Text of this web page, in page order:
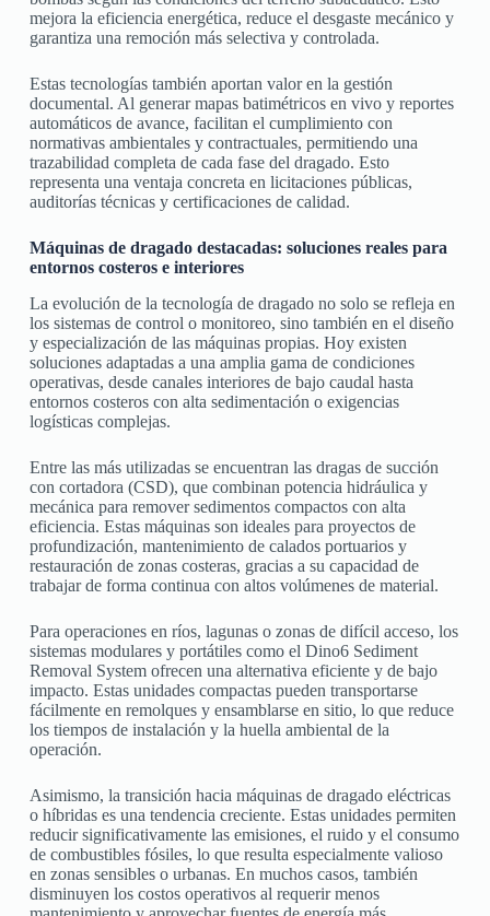
mejora la eficiencia energética, reduce el desgaste mecánico y
garantiza una remoción más selectiva y controlada.
Estas tecnologías también aportan valor en la gestión
documental. Al generar mapas batimétricos en vivo y reportes
automáticos de avance, facilitan el cumplimiento con
normativas ambientales y contractuales, permitiendo una
trazabilidad completa de cada fase del dragado. Esto
representa una ventaja concreta en licitaciones públicas,
auditorías técnicas y certificaciones de calidad.
Máquinas de dragado destacadas: soluciones reales para
entornos costeros e interiores
La evolución de la tecnología de dragado no solo se refleja en
los sistemas de control o monitoreo, sino también en el diseño
y especialización de las máquinas propias. Hoy existen
soluciones adaptadas a una amplia gama de condiciones
operativas, desde canales interiores de bajo caudal hasta
entornos costeros con alta sedimentación o exigencias
logísticas complejas.
Entre las más utilizadas se encuentran las dragas de succión
con cortadora (CSD), que combinan potencia hidráulica y
mecánica para remover sedimentos compactos con alta
eficiencia. Estas máquinas son ideales para proyectos de
profundización, mantenimiento de calados portuarios y
restauración de zonas costeras, gracias a su capacidad de
trabajar de forma continua con altos volúmenes de material.
Para operaciones en ríos, lagunas o zonas de difícil acceso, los
sistemas modulares y portátiles como el Dino6 Sediment
Removal System ofrecen una alternativa eficiente y de bajo
impacto. Estas unidades compactas pueden transportarse
fácilmente en remolques y ensamblarse en sitio, lo que reduce
los tiempos de instalación y la huella ambiental de la
operación.
Asimismo, la transición hacia máquinas de dragado eléctricas
o híbridas es una tendencia creciente. Estas unidades permiten
reducir significativamente las emisiones, el ruido y el consumo
de combustibles fósiles, lo que resulta especialmente valioso
en zonas sensibles o urbanas. En muchos casos, también
disminuyen los costos operativos al requerir menos